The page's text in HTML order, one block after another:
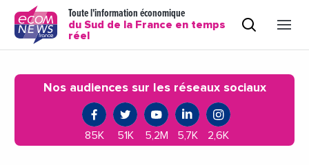
Toute l'information économique
du Sud de la France en temps
réel
Nos audiences sur les réseaux sociaux
85K 51K 5,2M 5,7K 2,6K